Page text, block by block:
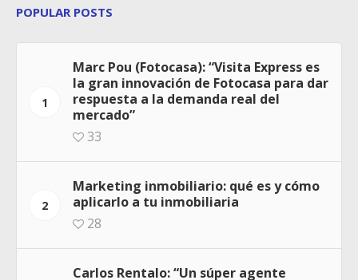
POPULAR POSTS
1
Marc Pou (Fotocasa): “Visita Express es
la gran innovación de Fotocasa para dar
respuesta a la demanda real del
mercado”
33
2
Marketing inmobiliario: qué es y cómo
aplicarlo a tu inmobiliaria
28
Carlos Rentalo: “Un súper agente